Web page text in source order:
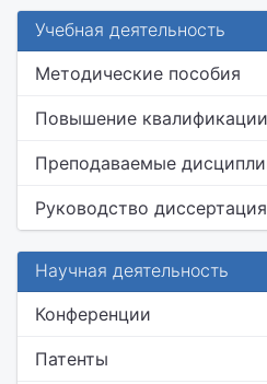
Учебная деятельность
Методические пособия
Повышение квалификации
Преподаваемые
Руководство
Научная деятельность
Конференции
Патенты